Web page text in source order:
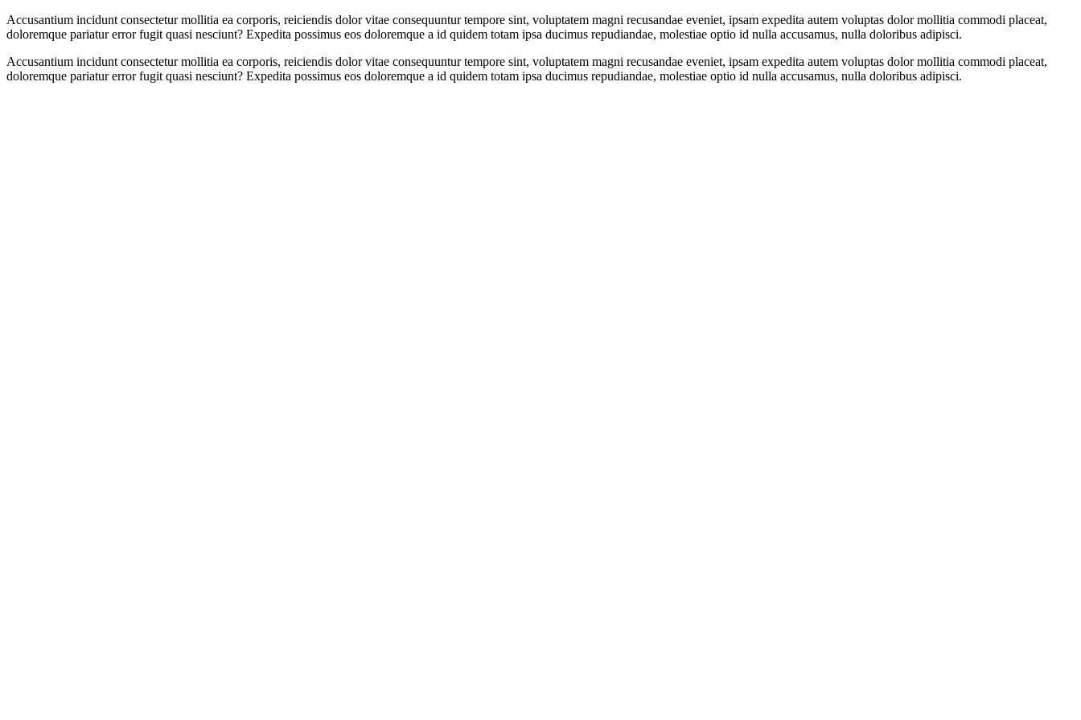
Accusantium incidunt consectetur mollitia ea corporis, reiciendis dolor vitae consequuntur tempore sint, voluptatem magni recusandae eveniet, ipsam expedita autem voluptas dolor mollitia commodi placeat,
doloremque pariatur error fugit quasi nesciunt? Expedita possimus eos doloremque a id quidem totam ipsa ducimus repudiandae, molestiae optio id nulla accusamus, nulla doloribus adipisci.
Accusantium incidunt consectetur mollitia ea corporis, reiciendis dolor vitae consequuntur tempore sint, voluptatem magni recusandae eveniet, ipsam expedita autem voluptas dolor mollitia commodi placeat,
doloremque pariatur error fugit quasi nesciunt? Expedita possimus eos doloremque a id quidem totam ipsa ducimus repudiandae, molestiae optio id nulla accusamus, nulla doloribus adipisci.